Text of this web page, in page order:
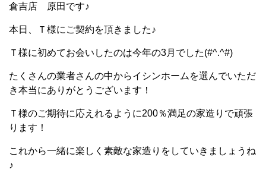
倉吉店 原田です♪
本日、Ｔ様にご契約を頂きました♪
Ｔ様に初めてお会いしたのは今年の3月でした(#^.^#)
たくさんの業者さんの中からイシンホームを選んでいただ
き本当にありがとうございます！
Ｔ様のご期待に応えれるように200％満足の家造りで頑張
ります！
これから一緒に楽しく素敵な家造りをしていきましょうね
♪